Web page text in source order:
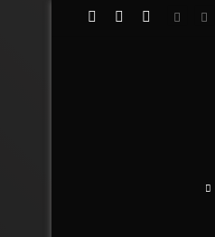
تسجيل الدخول
مقال عشوائي